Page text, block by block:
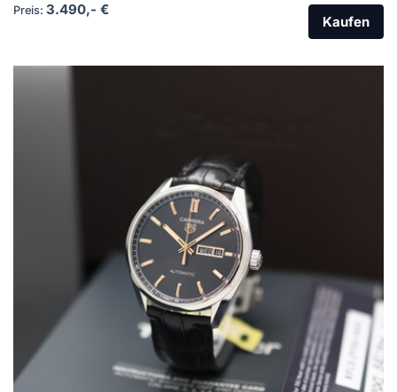
Preis: 3.490,- €
Kaufen